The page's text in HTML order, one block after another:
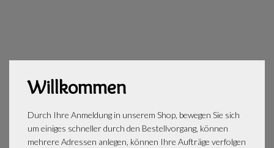
Willkommen
Durch Ihre Anmeldung in unserem Shop, bewegen Sie sich
um einiges schneller durch den Bestellvorgang, können
mehrere Adressen anlegen, können Ihre Aufträge verfolgen